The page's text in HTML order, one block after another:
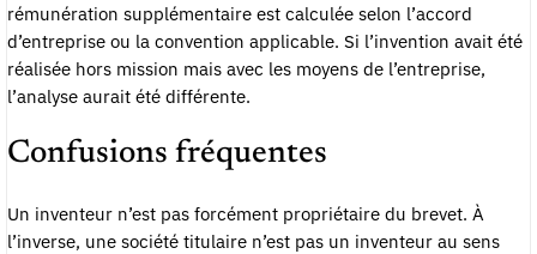
rémunération supplémentaire est calculée selon l’accord
d’entreprise ou la convention applicable. Si l’invention avait été
réalisée hors mission mais avec les moyens de l’entreprise,
l’analyse aurait été différente.
Confusions fréquentes
Un inventeur n’est pas forcément propriétaire du brevet. À
l’inverse, une société titulaire n’est pas un inventeur au sens